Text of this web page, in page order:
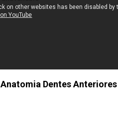
Anatomia Dentes Anteriores